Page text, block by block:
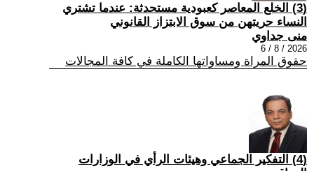
(3) الخلع المعاصر كعبودية مستحدثة: عندما تشتري
النساء حريتهن من سوق الابتزاز القانوني
منى جداوي
2026 / 8 / 6
حقوق المراة ومساواتها الكاملة في كافة المجالات
(4) التفكير الجماعي وهيئات الرأي في الوزارات